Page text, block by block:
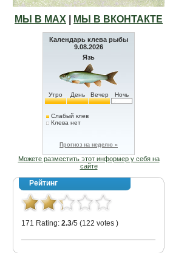
МЫ В МАХ МЫ В ВКОНТАКТЕ
Календарь клева рыбы
9.08.2026
Язь
Утро День Вечер Ночь
Слабый клев
Клева нет
Прогноз на неделю »
Можете разместить этот информер у себя на
сайте
Рейтинг
171 Rating: 2.3/5 (122 votes )